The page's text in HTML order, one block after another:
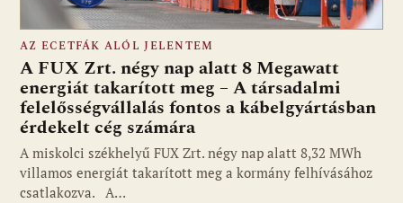
AZ ECETFÁK ALÓL JELENTEM
A FUX Zrt. négy nap alatt 8 Megawatt
energiát takarított meg – A társadalmi
felelősségvállalás fontos a kábelgyártásban
érdekelt cég számára
A miskolci székhelyű FUX Zrt. négy nap alatt 8,32 MWh
villamos energiát takarított meg a kormány felhívásához
csatlakozva. A…